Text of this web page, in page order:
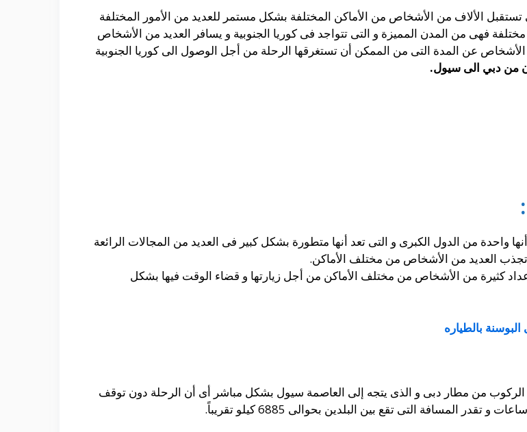
الألاف من الأشخاص من الأماكن المختلفة بشكل مستمر للعديد من الأمور المختلفة
فهى من المدن المميزة و التى تتواجد فى كوريا الجنوبية و يسافر العديد من الأشخاص
الأشخاص عن المدة التى من الممكن أن تستغرقها الرحلة من أجل الوصول الى كوريا الجنوبية
من دبي الى سيول.
واحدة من الدول الكبرى و التى تعد أنها متطورة بشكل كبير فى العديد من المجالات الرائعة
تجذب العديد من الأشخاص من مختلف الأماكن.
كثيرة من الأشخاص من مختلف الأماكن من أجل زيارتها و قضاء الوقت فيها بشكل
بالطياره
الركوب من مطار دبى و الذى يتجه إلى العاصمة سيول بشكل مباشر أى أن الرحلة دون توقف